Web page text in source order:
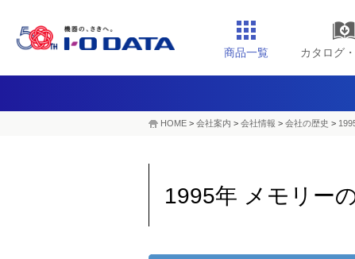
商品一覧 カタログ
HOME > 会社案内 > 会社情報 > 会社の歴史 >
1995年 メモリー